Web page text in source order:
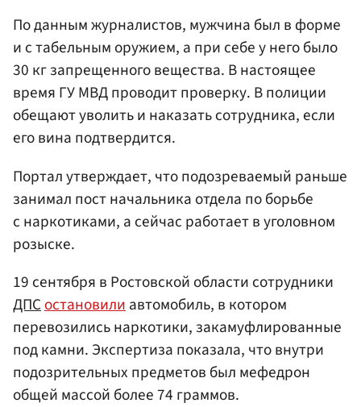
По данным журналистов, мужчина был в форме
и с табельным оружием, а при себе у него было
30 кг запрещенного вещества. В настоящее
время ГУ МВД проводит проверку. В полиции
обещают уволить и наказать сотрудника, если
его вина подтвердится.
Портал утверждает, что подозреваемый раньше
занимал пост начальника отдела по борьбе
с наркотиками, а сейчас работает в уголовном
розыске.
19 сентября в Ростовской области сотрудники
ДПСостановилиавтомобиль, в котором
перевозились наркотики, закамуфлированные
под камни. Экспертиза показала, что внутри
подозрительных предметов был мефедрон
общей массой более 74 граммов.